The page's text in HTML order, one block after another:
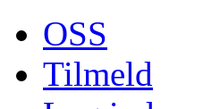
OSS
Tilmeld